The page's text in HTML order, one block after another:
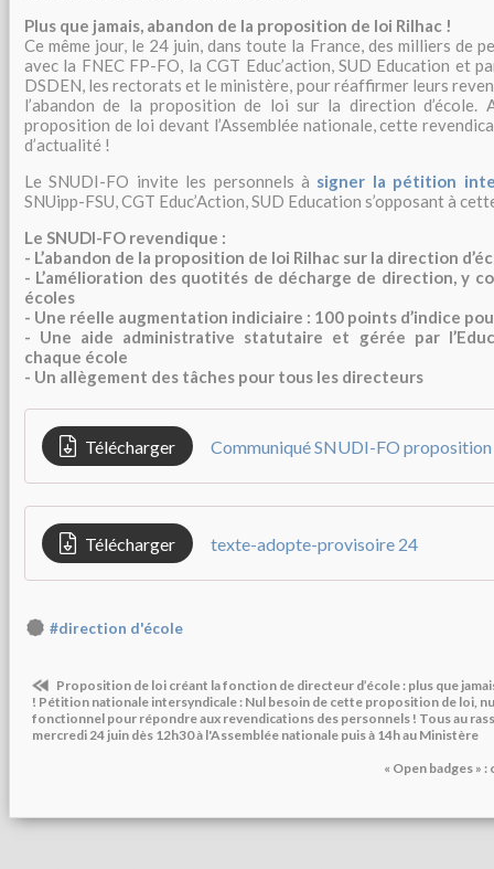
Plus que jamais, abandon de la proposition de loi Rilhac !
Ce même jour, le 24 juin, dans toute la France, des milliers de
avec la FNEC FP-FO, la CGT Educ’action, SUD Education et
DSDEN, les rectorats et le ministère, pour réaffirmer leurs
l’abandon de la proposition de loi sur la direction d’école.
proposition de loi devant l’Assemblée nationale, cette
d’actualité !
Le SNUDI-FO invite les personnels à signer la pétition
SNUipp-FSU, CGT Educ’Action, SUD Education s’opposant à
Le SNUDI-FO revendique :
- L’abandon de la proposition de loi Rilhac sur la direction
- L’amélioration des quotités de décharge de direction, y
écoles
- Une réelle augmentation indiciaire : 100 points d’indice
- Une aide administrative statutaire et gérée par
chaque école
- Un allègement des tâches pour tous les directeurs
Télécharger
Télécharger texte-adopte-provisoire 24
#direction d'école
Proposition de loi créant la fonction de directeur d’école : plus que
! Pétition nationale intersyndicale : Nul besoin de cette proposition de loi,
fonctionnel pour répondre aux revendications des personnels ! Tous au
mercredi 24 juin dès 12h30 à l'Assemblée nationale puis à 14h au Ministère
« Open badges » :